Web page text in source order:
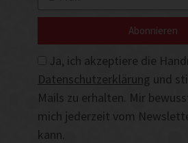
Ja, ich akzeptiere die
Datenschutzerklärung und
Mails zu erhalten. Mir
mich jederzeit vom
kann.
Abonnieren